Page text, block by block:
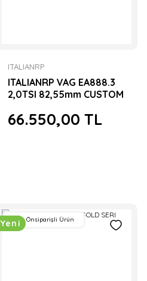
ITALIANRP
ITALIANRP VAG EA888.3
2,0TSI 82,55mm CUSTOM
SETİ
66.550,00 TL
Yeni Önsiparişli Ürün